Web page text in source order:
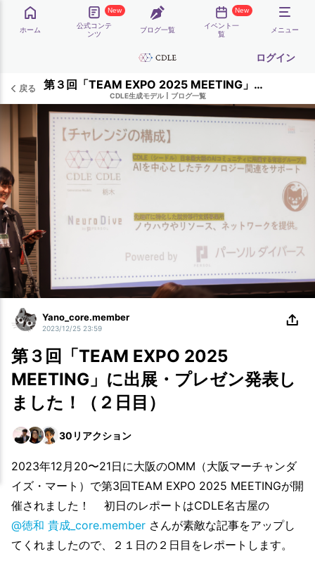
ホーム
New
公式コンテ
ンツ
ブログ一覧
New
イベント一
覧
メニュー
ログイン
戻る 第３回「TEAM EXPO 2025 MEETING」に出展・プレゼン発表しました！（２日目）
CDLE生成モデル ブログ一覧
Yano_core.member
2023/12/25 23:59
第３回「TEAM EXPO 2025
MEETING」に出展・プレゼン発表し
ました！（２日目）
30 リアクション
2023年12月20〜21日に大阪のOMM（大阪マーチャンダ
イズ・マート）で第3回TEAM EXPO 2025 MEETINGが開
催されました！ 初日のレポートはCDLE名古屋の
@徳和 貴成_core.member さんが素敵な記事をアップし
てくれましたので、２１日の２日目をレポートします。